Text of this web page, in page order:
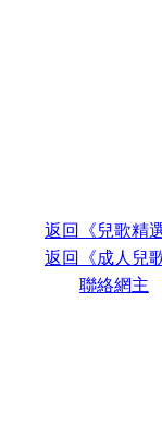
返回《兒歌精
返回《成人兒
聯絡網主